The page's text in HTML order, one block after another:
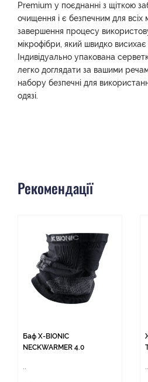
Premium у поєднанні з щіткою
очищення і є безпечним для всіх
завершення процесу
мікрофібри, який швидко
Індивідуально упакована
легко доглядати за вашими
набору безпечні для
одязі.
Рекомендації
Баф X-BIONIC
NECKWARMER 4.0